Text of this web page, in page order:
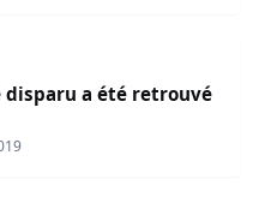
a été retrouvé